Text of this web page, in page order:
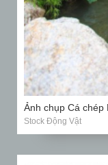
Ảnh chụp Cá chép
Stock Động Vật